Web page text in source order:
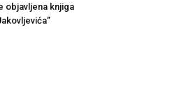
objavljena knjiga